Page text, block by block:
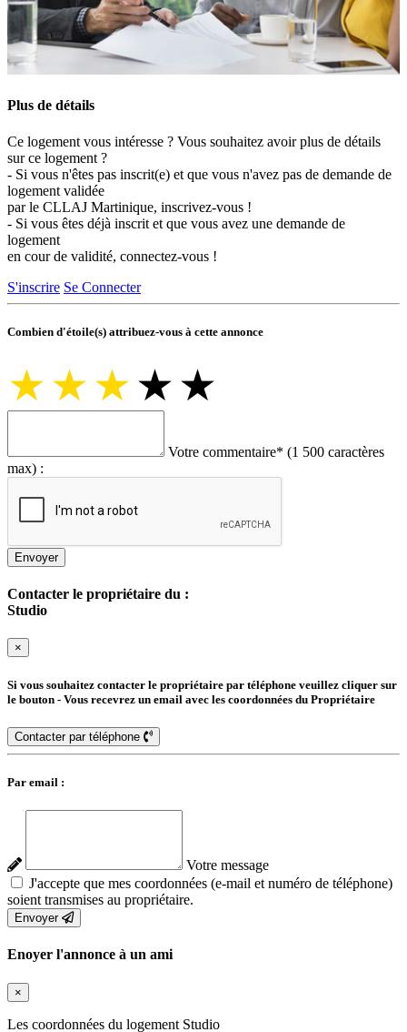
Plus de détails
Ce logement vous intéresse ? Vous souhaitez avoir plus de détails
sur ce logement ?
- Si vous n'êtes pas inscrit(e) et que vous n'avez pas de demande de
logement validée
par le CLLAJ Martinique, inscrivez-vous !
- Si vous êtes déjà inscrit et que vous avez une demande de
logement
en cour de validité, connectez-vous !
S'inscrire Se Connecter
Combien d'étoile(s) attribuez-vous à cette annonce
★★★★★
Votre commentaire* (1 500 caractères
max) :
Envoyer
Contacter le propriétaire du :
Studio
×
Si vous souhaitez contacter le propriétaire par téléphone veuillez cliquer sur
le bouton - Vous recevrez un email avec les coordonnées du Propriétaire
Contacter par téléphone
Par email :
Votre message
J'accepte que mes coordonnées (e-mail et numéro de téléphone)
soient transmises au propriétaire.
Envoyer
Enoyer l'annonce à un ami
×
Les coordonnées du logement Studio